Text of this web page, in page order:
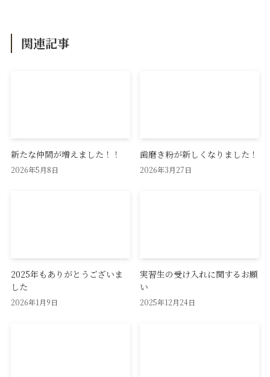
関連記事
新たな仲間が増えました！！
2026年5月8日
歯磨き粉が新しくなりました！
2026年3月27日
2025年もありがとうございま
した
2026年1月9日
実習生の受け入れに関するお願
い
2025年12月24日